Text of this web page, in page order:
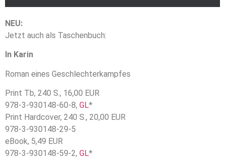
NEU:
Jetzt auch als Taschenbuch:
In Karin
Roman eines Geschlechterkampfes
Print Tb, 240 S., 16,00 EUR
978-3-930148-60-8, GL*
Print Hardcover, 240 S., 20,00 EUR
978-3-930148-29-5
eBook, 5,49 EUR
978-3-930148-59-2, GL*